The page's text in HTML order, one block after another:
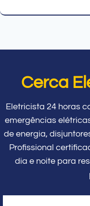
Cerca
Eletricista 24 horas
emergências
de energia,
Profissional
dia e noite para